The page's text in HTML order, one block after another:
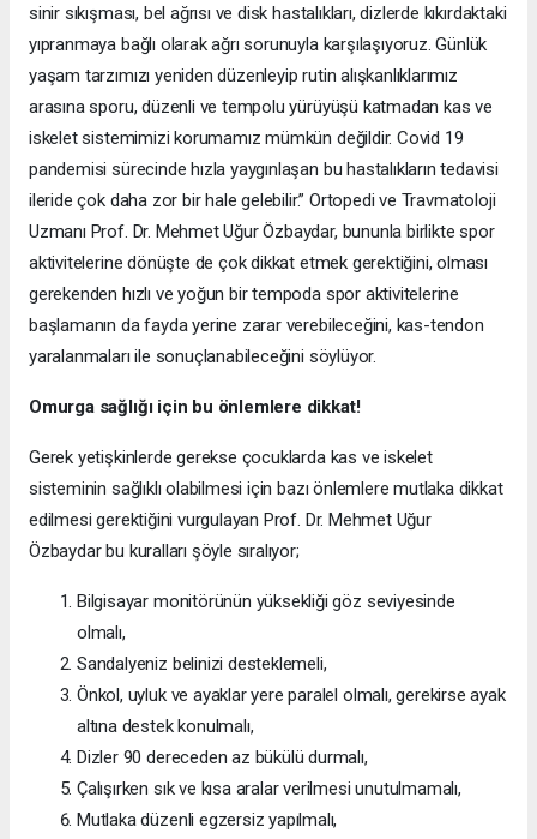
sinir sıkışması, bel ağrısı ve disk hastalıkları, dizlerde kıkırdaktaki
yıpranmaya bağlı olarak ağrı sorunuyla karşılaşıyoruz. Günlük
yaşam tarzımızı yeniden düzenleyip rutin alışkanlıklarımız
arasına sporu, düzenli ve tempolu yürüyüşü katmadan kas ve
iskelet sistemimizi korumamız mümkün değildir. Covid 19
pandemisi sürecinde hızla yaygınlaşan bu hastalıkların tedavisi
ileride çok daha zor bir hale gelebilir.” Ortopedi ve Travmatoloji
Uzmanı Prof. Dr. Mehmet Uğur Özbaydar, bununla birlikte spor
aktivitelerine dönüşte de çok dikkat etmek gerektiğini, olması
gerekenden hızlı ve yoğun bir tempoda spor aktivitelerine
başlamanın da fayda yerine zarar verebileceğini, kas-tendon
yaralanmaları ile sonuçlanabileceğini söylüyor.
Omurga sağlığı için bu önlemlere dikkat!
Gerek yetişkinlerde gerekse çocuklarda kas ve iskelet
sisteminin sağlıklı olabilmesi için bazı önlemlere mutlaka dikkat
edilmesi gerektiğini vurgulayan Prof. Dr. Mehmet Uğur
Özbaydar bu kuralları şöyle sıralıyor;
Bilgisayar monitörünün yüksekliği göz seviyesinde
olmalı,
Sandalyeniz belinizi desteklemeli,
Önkol, uyluk ve ayaklar yere paralel olmalı, gerekirse ayak
altına destek konulmalı,
Dizler 90 dereceden az bükülü durmalı,
Çalışırken sık ve kısa aralar verilmesi unutulmamalı,
Mutlaka düzenli egzersiz yapılmalı,